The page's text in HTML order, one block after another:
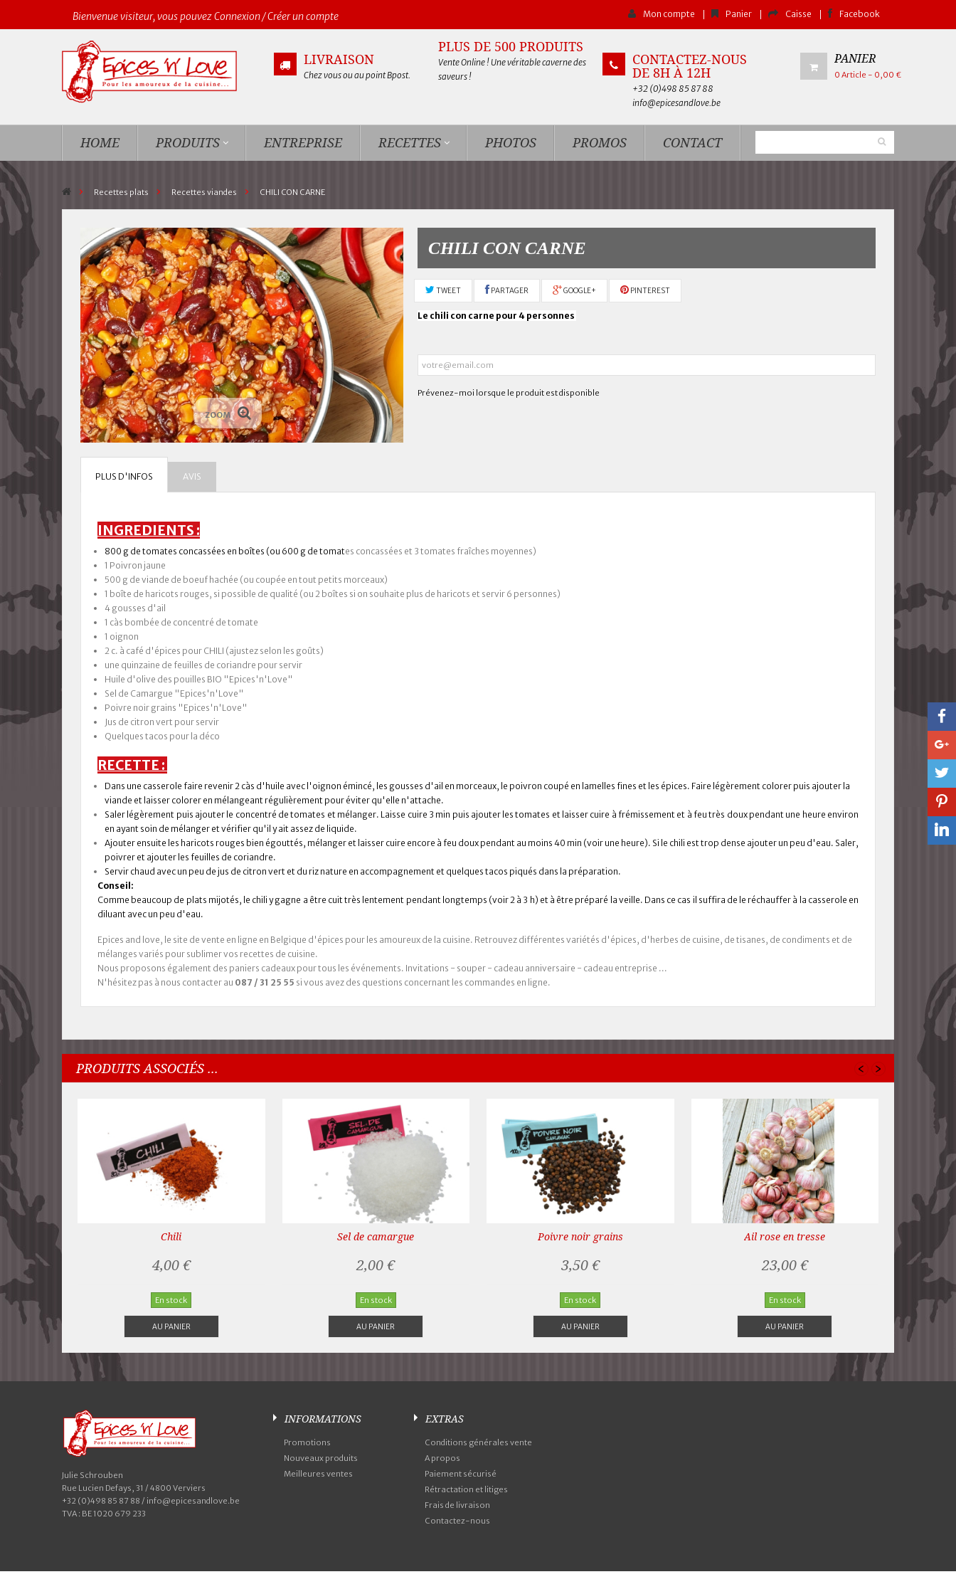
Bienvenue visiteur, vous pouvezConnexion/Créer un compte Mon compte Panier Caisse Facebook
PANIER
0 Article - 0,00 €
LIVRAISON
Chez vous ou au point Bpost.
PLUS DE 500 PRODUITS
Vente Online ! Une véritable caverne des
saveurs !
CONTACTEZ-NOUS
DE 8H À 12H
+32 (0)498 85 87 88
info@epicesandlove.be
HOME PRODUITS ENTREPRISE RECETTES PHOTOS PROMOS CONTACT
> Recettes plats > Recettes viandes > CHILI CON CARNE
ZOOM
CHILI CON CARNE
TWEET PARTAGER GOOGLE+ PINTEREST
Le chili con carne pour 4 personnes
Prévenez-moi lorsque le produit est disponible
PLUS D'INFOS AVIS
INGREDIENTS :
800 g de tomates concassées en boîtes (ou 600 g de tomates concassées et 3 tomates fraîches moyennes)
1 Poivron jaune
500 g de viande de boeuf hachée (ou coupée en tout petits morceaux)
1 boîte de haricots rouges, si possible de qualité (ou 2 boîtes si on souhaite plus de haricots et servir 6 personnes)
4 gousses d'ail
1 càs bombée de concentré de tomate
1 oignon
2 c. à café d'épices pour CHILI (ajustez selon les goûts)
une quinzaine de feuilles de coriandre pour servir
Huile d'olive des pouilles BIO "Epices'n'Love"
Sel de Camargue "Epices'n'Love"
Poivre noir grains "Epices'n'Love"
Jus de citron vert pour servir
Quelques tacos pour la déco
RECETTE :
Dans une casserole faire revenir 2 càs d'huile avec l'oignon émincé, les gousses d'ail en morceaux, le poivron coupé en lamelles fines et les épices. Faire légèrement colorer puis ajouter la
viande et laisser colorer en mélangeant régulièrement pour éviter qu'elle n'attache.
Saler légèrement puis ajouter le concentré de tomates et mélanger. Laisse cuire 3 min puis ajouter les tomates et laisser cuire à frémissement et à feu très doux pendant une heure environ
en ayant soin de mélanger et vérifier qu'il y ait assez de liquide.
Ajouter ensuite les haricots rouges bien égouttés, mélanger et laisser cuire encore à feu doux pendant au moins 40 min (voir une heure). Si le chili est trop dense ajouter un peu d'eau. Saler,
poivrer et ajouter les feuilles de coriandre.
Servir chaud avec un peu de jus de citron vert et du riz nature en accompagnement et quelques tacos piqués dans la préparation.
Conseil:
Comme beaucoup de plats mijotés, le chili y gagne a être cuit très lentement pendant longtemps (voir 2 à 3 h) et à être préparé la veille. Dans ce cas il suffira de le réchauffer à la casserole en
diluant avec un peu d'eau.
Epices and love, le site de vente en ligne en Belgique d'épices pour les amoureux de la cuisine. Retrouvez différentes variétés d'épices, d'herbes de cuisine, de tisanes, de condiments et de
mélanges variés pour sublimer vos recettes de cuisine.
Nous proposons également des paniers cadeaux pour tous les événements. Invitations - souper - cadeau anniversaire - cadeau entreprise ...
N'hésitez pas à nous contacter au 087 / 31 25 55 si vous avez des questions concernant les commandes en ligne.
PRODUITS ASSOCIÉS ... ‹ ›
Chili
4,00 €
En stock
AU PANIER
Sel de camargue
2,00 €
En stock
AU PANIER
Poivre noir grains
3,50 €
En stock
AU PANIER
Ail rose en tresse
23,00 €
En stock
AU PANIER
Julie Schrouben
Rue Lucien Defays, 31 / 4800 Verviers
+32 (0)498 85 87 88 / info@epicesandlove.be
TVA : BE 1020 679 233
INFORMATIONS
Promotions
Nouveaux produits
Meilleures ventes
EXTRAS
Conditions générales vente
A propos
Paiement sécurisé
Rétractation et litiges
Frais de livraison
Contactez-nous